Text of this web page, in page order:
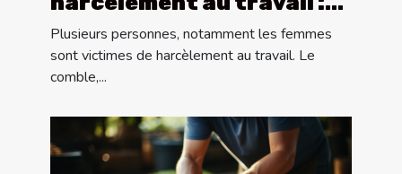
quoi faire ?
Plusieurs personnes, notamment les femmes
sont victimes de harcèlement au travail. Le
comble,...